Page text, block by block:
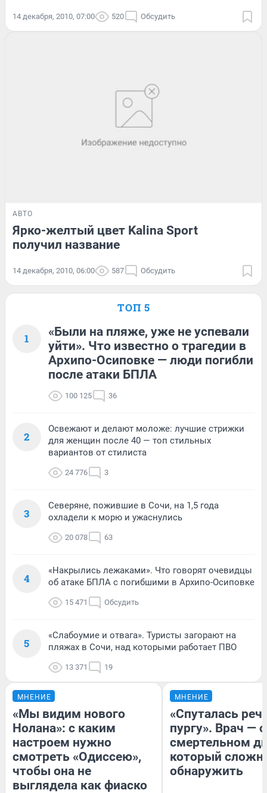
14 декабря, 2010, 07:00 520 Обсудить
АВТО
Ярко-желтый цвет Kalina Sport
получил название
14 декабря, 2010, 06:00 587 Обсудить
ТОП 5
1
«Были на пляже, уже не успевали
уйти». Что известно о трагедии в
Архипо-Осиповке — люди погибли
после атаки БПЛА
100 125 36
2
Освежают и делают моложе: лучшие стрижки
для женщин после 40 — топ стильных
вариантов от стилиста
24 776 3
3
Северяне, пожившие в Сочи, на 1,5 года
охладели к морю и ужаснулись
20 078 63
4
«Накрылись лежаками». Что говорят очевидцы
об атаке БПЛА с погибшими в Архипо-Осиповке
15 471 Обсудить
5
«Слабоумие и отвага». Туристы загорают на
пляжах в Сочи, над которыми работает ПВО
13 371 19
МНЕНИЕ
«Мы видим нового
Нолана»: с каким
настроем нужно
смотреть «Одиссею»,
чтобы она не
выглядела как фиаско
МНЕНИЕ
«Спуталась
пургу». Врач — о
смертельном
который
обнаружить